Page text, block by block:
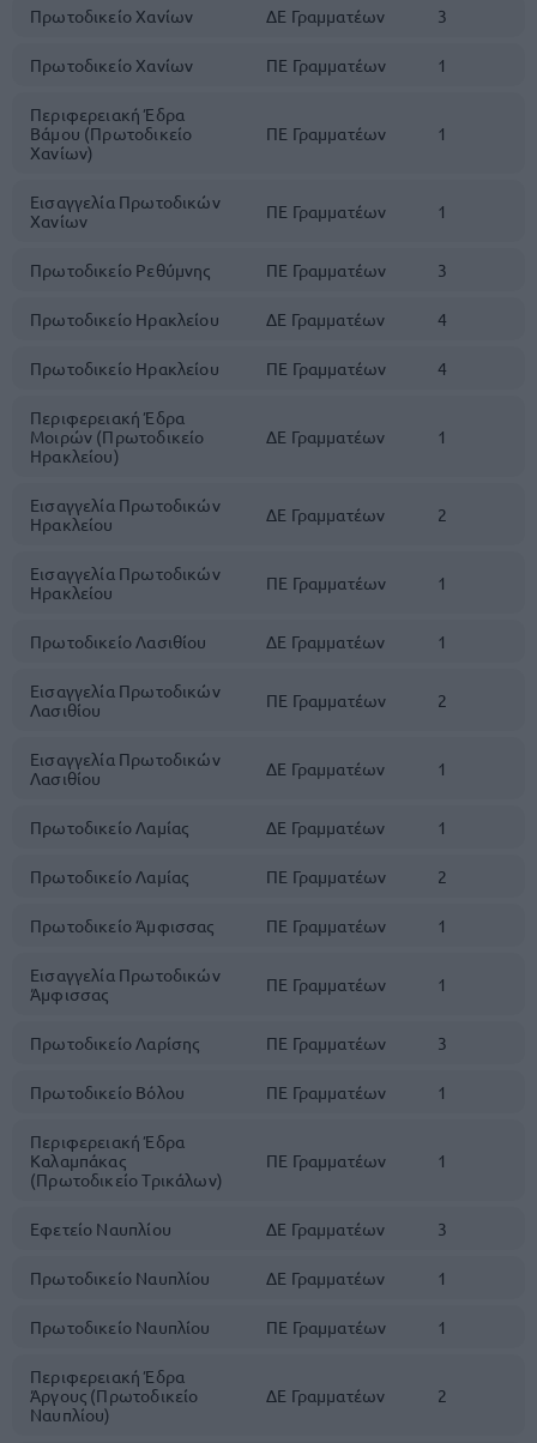
Πρωτοδικείο Χανίων ΔΕ Γραμματέων 3
Πρωτοδικείο Χανίων ΠΕ Γραμματέων 1
Περιφερειακή Έδρα
Βάμου (Πρωτοδικείο
Χανίων)
ΠΕ Γραμματέων 1
Εισαγγελία Πρωτοδικών
Χανίων
ΠΕ Γραμματέων 1
Πρωτοδικείο Ρεθύμνης ΠΕ Γραμματέων 3
Πρωτοδικείο Ηρακλείου ΔΕ Γραμματέων 4
Πρωτοδικείο Ηρακλείου ΠΕ Γραμματέων 4
Περιφερειακή Έδρα
Μοιρών (Πρωτοδικείο
Ηρακλείου)
ΔΕ Γραμματέων 1
Εισαγγελία Πρωτοδικών
Ηρακλείου
ΔΕ Γραμματέων 2
Εισαγγελία Πρωτοδικών
Ηρακλείου
ΠΕ Γραμματέων 1
Πρωτοδικείο Λασιθίου ΔΕ Γραμματέων 1
Εισαγγελία Πρωτοδικών
Λασιθίου
ΠΕ Γραμματέων 2
Εισαγγελία Πρωτοδικών
Λασιθίου
ΔΕ Γραμματέων 1
Πρωτοδικείο Λαμίας ΔΕ Γραμματέων 1
Πρωτοδικείο Λαμίας ΠΕ Γραμματέων 2
Πρωτοδικείο Άμφισσας ΠΕ Γραμματέων 1
Εισαγγελία Πρωτοδικών
Άμφισσας
ΠΕ Γραμματέων 1
Πρωτοδικείο Λαρίσης ΠΕ Γραμματέων 3
Πρωτοδικείο Βόλου ΠΕ Γραμματέων 1
Περιφερειακή Έδρα
Καλαμπάκας
(Πρωτοδικείο Τρικάλων)
ΠΕ Γραμματέων 1
Εφετείο Ναυπλίου ΔΕ Γραμματέων 3
Πρωτοδικείο Ναυπλίου ΔΕ Γραμματέων 1
Πρωτοδικείο Ναυπλίου ΠΕ Γραμματέων 1
Περιφερειακή Έδρα
Άργους (Πρωτοδικείο
Ναυπλίου)
ΔΕ Γραμματέων 2